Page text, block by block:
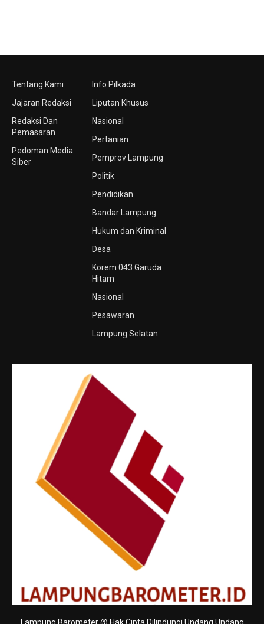
Tentang Kami
Jajaran Redaksi
Redaksi Dan
Pemasaran
Pedoman Media
Siber
Info Pilkada
Liputan Khusus
Nasional
Pertanian
Pemprov Lampung
Politik
Pendidikan
Bandar Lampung
Hukum dan Kriminal
Desa
Korem 043 Garuda
Hitam
Nasional
Pesawaran
Lampung Selatan
Lampung Barometer @ Hak Cipta Dilindungi Undang Undang